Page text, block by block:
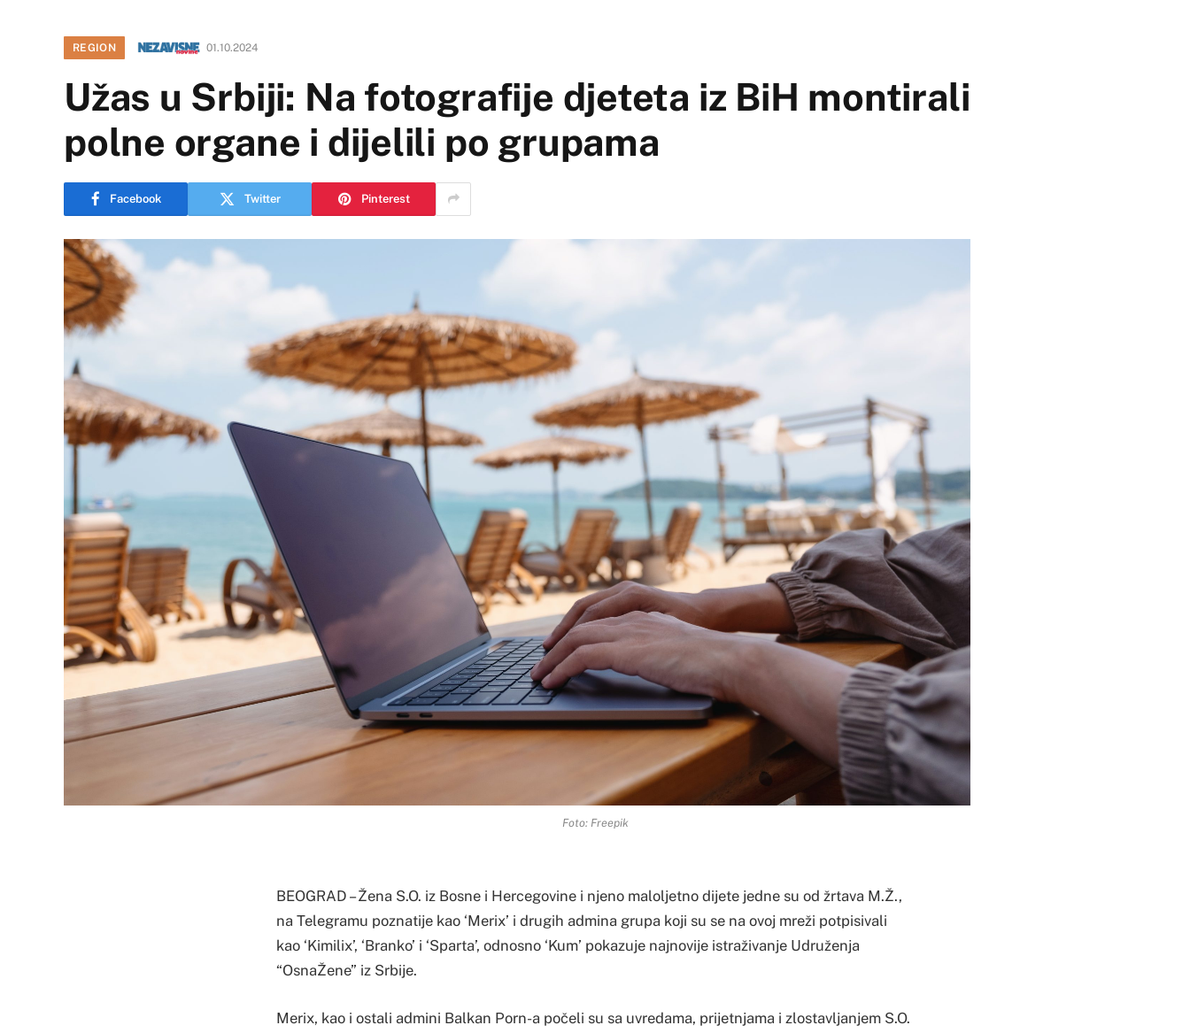
REGION 01.10.2024
Užas u Srbiji: Na fotografije djeteta iz BiH montirali
polne organe i dijelili po grupama
Facebook Twitter Pinterest
Foto: Freepik
BEOGRAD – Žena S.O. iz Bosne i Hercegovine i njeno maloljetno dijete jedne su od žrtava M.Ž.,
na Telegramu poznatije kao ‘Merix’ i drugih admina grupa koji su se na ovoj mreži potpisivali
kao ‘Kimilix’, ‘Branko’ i ‘Sparta’, odnosno ‘Kum’ pokazuje najnovije istraživanje Udruženja
“OsnaŽene” iz Srbije.
Merix, kao i ostali admini Balkan Porn-a počeli su sa uvredama, prijetnjama i zlostavljanjem S.O.